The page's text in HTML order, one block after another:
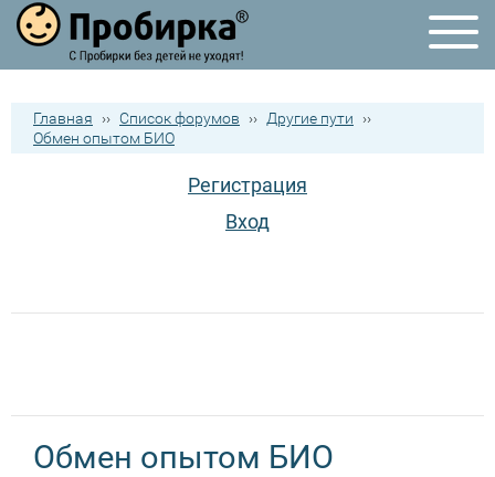
Главная ›› Список форумов ›› Другие пути
››
Обмен опытом БИО
Регистрация
Вход
Обмен опытом БИО